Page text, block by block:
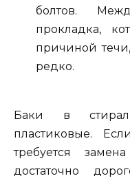
болтов.
прокладка,
причиной
редко.
Баки в
пластиковые.
требуется
достаточно